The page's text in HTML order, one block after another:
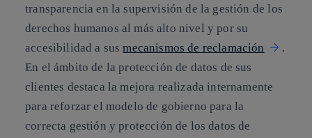
transparencia en la supervisión de la gestión de los
derechos humanos al más alto nivel y por su
accesibilidad a susmecanismos de reclamación
.
En el ámbito de la protección de datos de sus
clientes destaca la mejora realizada internamente
para reforzar el modelo de gobierno para la
correcta gestión y protección de los datos de